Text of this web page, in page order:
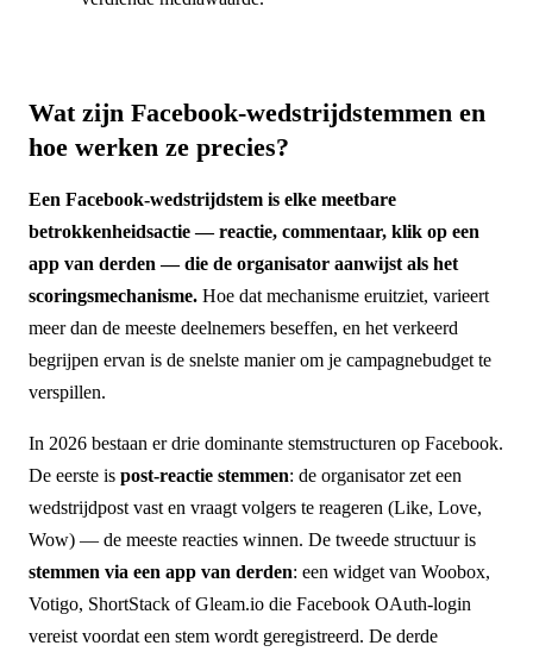
Wat zijn Facebook-wedstrijdstemmen en
hoe werken ze precies?
Een Facebook-wedstrijdstem is elke meetbare
betrokkenheidsactie — reactie, commentaar, klik op een
app van derden — die de organisator aanwijst als het
scoringsmechanisme. Hoe dat mechanisme eruitziet, varieert
meer dan de meeste deelnemers beseffen, en het verkeerd
begrijpen ervan is de snelste manier om je campagnebudget te
verspillen.
In 2026 bestaan er drie dominante stemstructuren op Facebook.
De eerste is post-reactie stemmen: de organisator zet een
wedstrijdpost vast en vraagt volgers te reageren (Like, Love,
Wow) — de meeste reacties winnen. De tweede structuur is
stemmen via een app van derden: een widget van Woobox,
Votigo, ShortStack of Gleam.io die Facebook OAuth-login
vereist voordat een stem wordt geregistreerd. De derde